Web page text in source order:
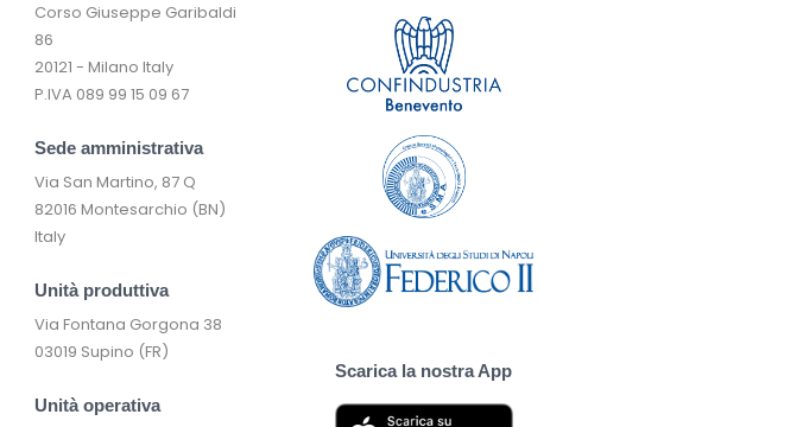
Corso Giuseppe Garibaldi
86
20121 - Milano Italy
P.IVA 089 99 15 09 67
Sede amministrativa
Via San Martino, 87 Q
82016 Montesarchio (BN)
Italy
Unità produttiva
Via Fontana Gorgona 38
03019 Supino (FR)
Unità operativa
Scarica la nostra App